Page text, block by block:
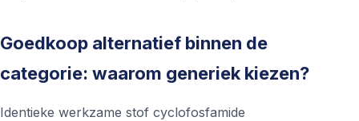
Goedkoop alternatief binnen de
categorie: waarom generiek kiezen?
Identieke werkzame stof cyclofosfamide